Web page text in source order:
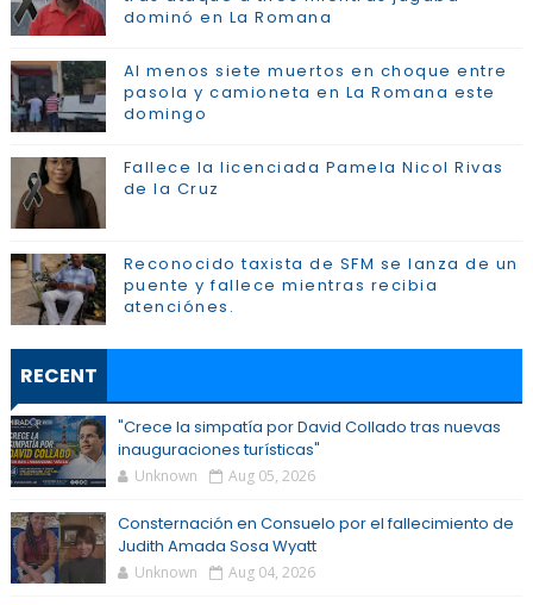
dominó en La Romana
Al menos siete muertos en choque entre
pasola y camioneta en La Romana este
domingo
Fallece la licenciada Pamela Nicol Rivas
de la Cruz
Reconocido taxista de SFM se lanza de un
puente y fallece mientras recibia
atenciónes.
RECENT
"Crece la simpatía por David Collado tras nuevas
inauguraciones turísticas"
Unknown Aug 05, 2026
Consternación en Consuelo por el fallecimiento de
Judith Amada Sosa Wyatt
Unknown Aug 04, 2026